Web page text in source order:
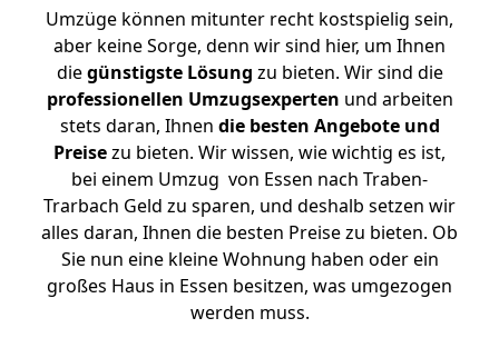
Umzüge können mitunter recht kostspielig sein,
aber keine Sorge, denn wir sind hier, um Ihnen
diegünstigste Lösung zu bieten. Wir sind die
professionellen Umzugsexperten und arbeiten
stets daran, Ihnen die besten Angebote und
Preisezu bieten. Wir wissen, wie wichtig es ist,
bei einem Umzug von Essen nach Traben-
Trarbach Geld zu sparen, und deshalb setzen wir
alles daran, Ihnen die besten Preise zu bieten. Ob
Sie nun eine kleine Wohnung haben oder ein
großes Haus in Essen besitzen, was umgezogen
werden muss.